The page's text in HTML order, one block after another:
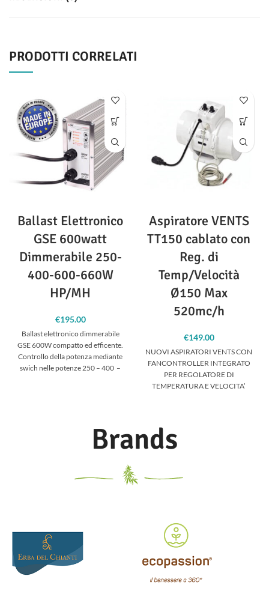
PRODOTTI CORRELATI
Ballast Elettronico
GSE 600watt
Dimmerabile 250-
400-600-660W
HP/MH
€195.00
Ballast elettronico dimmerabile
GSE 600W compatto ed efficente.
Controllo della potenza mediante
swich nelle potenze 250 – 400 –
Aspiratore VENTS
TT150 cablato con
Reg. di
Temp/Velocità
Ø150 Max
520mc/h
€149.00
NUOVI ASPIRATORI VENTS CON
FANCONTROLLER INTEGRATO
PER REGOLATORE DI
TEMPERATURA E VELOCITA’
Brands